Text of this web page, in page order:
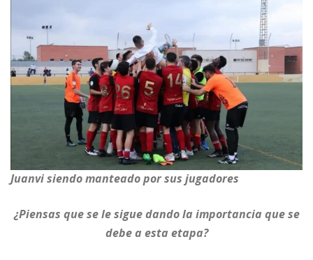
Juanvi siendo manteado por sus jugadores
¿Piensas que se le sigue dando la importancia que se
debe a esta etapa?